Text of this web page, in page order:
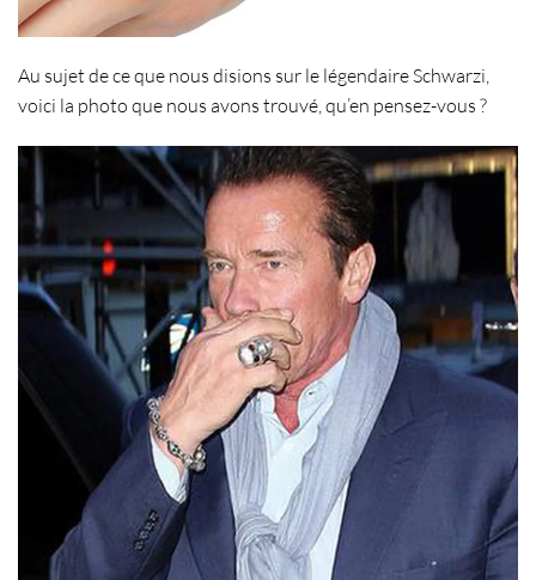
Au sujet de ce que nous disions sur le légendaire Schwarzi,
voici la photo que nous avons trouvé, qu’en pensez-vous ?